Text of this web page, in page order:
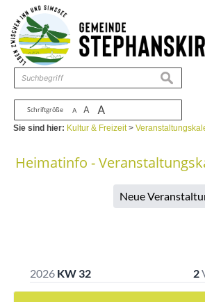
Zum Inhalt ,zur Navigation
Schriftgröße A A A
suchen
Sie sind hier: Kultur & Freizeit>
Heimatinfo -